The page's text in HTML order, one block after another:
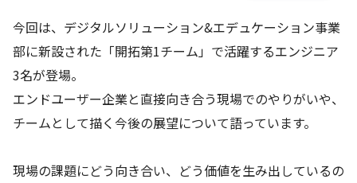
今回は、デジタルソリューション&エデュケーション事業
部に新設された「開拓第1チーム」で活躍するエンジニア
3名が登場。
エンドユーザー企業と直接向き合う現場でのやりがいや、
チームとして描く今後の展望について語っています。
現場の課題にどう向き合い、どう価値を生み出しているの